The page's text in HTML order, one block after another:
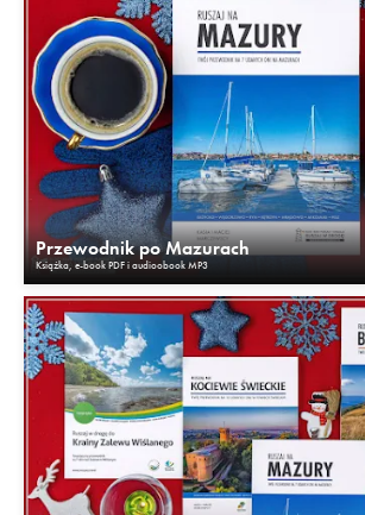
Przewodnik po Mazurach
Książka, e-book PDF i audioobook MP3